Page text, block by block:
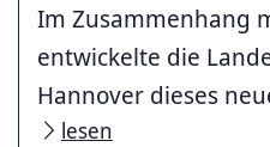
Im Zusammenhang
entwickelte die
Hannover dieses
lesen